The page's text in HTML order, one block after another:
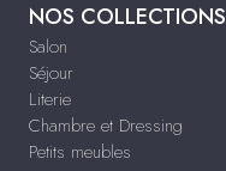
NOS COLLECTIONS
Salon
Séjour
Literie
Chambre et Dressing
Petits meubles